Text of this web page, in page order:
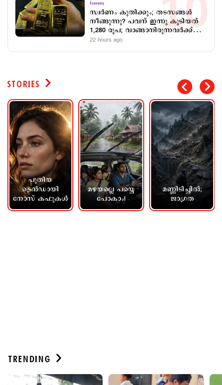
Economy
സ്വര്‍ണം കുതിക്കും; തടസങ്ങള്‍
നീങ്ങുന്നു? പവന് ഇന്നു കൂടിയത്
1,280 രൂപ; വാങ്ങാനിരുന്നവര്‍ക്ക്
നിരാശ
22 hours ago
STORIES
മണ്ണിടിച്ചിൽ;
ജാഗ്രത
പ്രളയം വരുമ്പോൾ
ചെയ്യേണ്ടത്
ഫോട്ടോ
പ്രേമികളേ
ഇതിലേ...
TRENDING